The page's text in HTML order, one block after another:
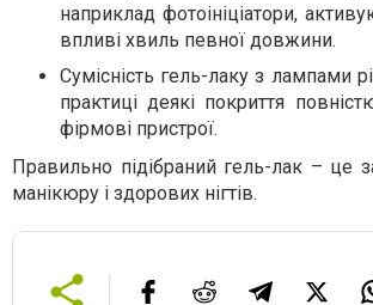
наприклад фотоініціатори,
впливі хвиль певної довжини.
Сумісність гель-лаку з лампами
практиці деякі покриття
фірмові пристрої.
Правильно підібраний гель-лак – це
манікюру і здорових нігтів.